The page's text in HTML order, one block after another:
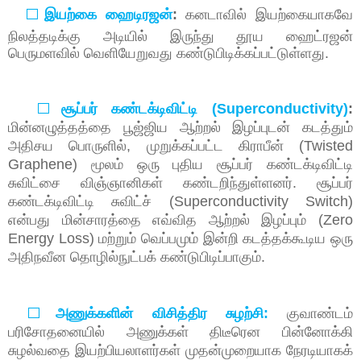
⬜இயற்கை ஹைடிரஜன்: கனடாவில்
இயற்கையாகவே
நிலத்தடிக்கு
அடியில் இருந்து தூய
ஹைட்ரஜன்
பெருமளவில் வெளியேறுவது கண்டுபிடிக்கப்பட்டுள்ளது.
⬜ சூப்பர் கண்டக்டிவிட்டி (Superconductivity):
மின்னழுத்தத்தை
பூஜ்ஜிய ஆற்றல் இழப்புடன்
கடத்தும்
அதிசய
பொருளில், முறுக்கப்பட்ட கிராபீன்(Twisted
Graphene) மூலம் ஒரு புதிய சூப்பர்
கண்டக்டிவிட்டி
சுவிட்சை
விஞ்ஞானிகள் கண்டறிந்துள்ளனர். சூப்பர்
கண்டக்டிவிட்டி
சுவிட்ச் (Superconductivity Switch)
என்பது
மின்சாரத்தை எவ்வித ஆற்றல் இழப்பும் (Zero
Energy Loss)மற்றும் வெப்பமும் இன்றி கடத்தக்கூடிய ஒரு
அதிநவீன தொழில்நுட்பக் கண்டுபிடிப்பாகும்.
⬜அணுக்களின் விசித்திர சுழற்சி:
குவாண்டம்
பரிசோதனையில்
அணுக்கள் திடீரென
பின்னோக்கி
சுழல்வதை இயற்பியலாளர்கள் முதன்முறையாக நேரடியாகக்